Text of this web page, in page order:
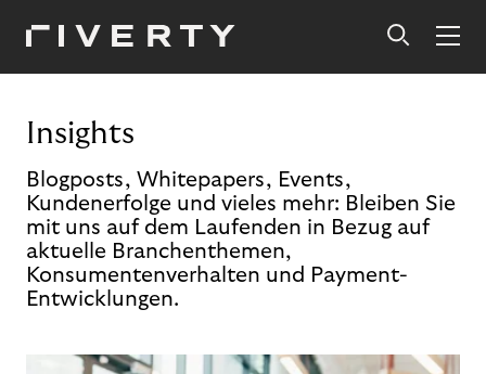
Insights
Blogposts, Whitepapers, Events,
Kundenerfolge und vieles mehr: Bleiben Sie
mit uns auf dem Laufenden in Bezug auf
aktuelle Branchenthemen,
Konsumentenverhalten und Payment-
Entwicklungen.